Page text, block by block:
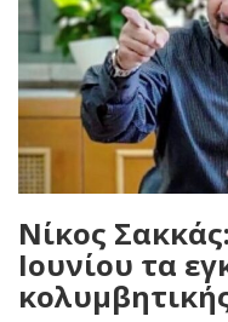
Nίκος
Ιουνίου τα